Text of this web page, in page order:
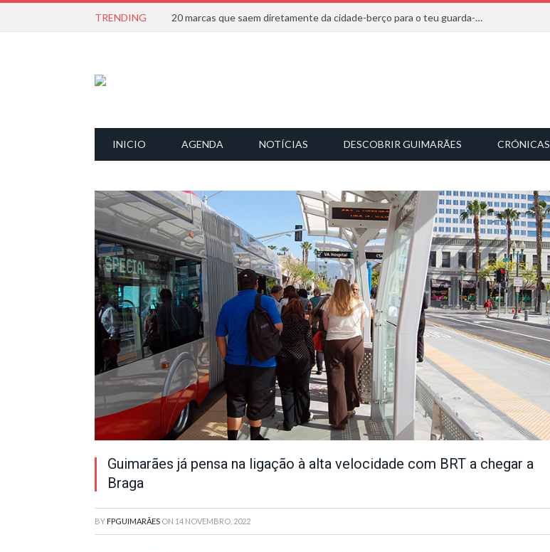
TRENDING 20 marcas que saem diretamente da cidade-berço para o teu guarda-roupa
INICIO AGENDA NOTÍCIAS DESCOBRIR GUIMARÃES CRÓNICAS
Guimarães já pensa na ligação à alta velocidade com BRT a chegar a
Braga
BY FPGUIMARÃES ON 14 NOVEMBRO, 2022